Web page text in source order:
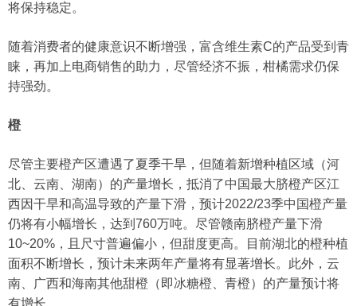
将保持稳定。
随着消费者的健康意识不断增强，富含维生素C的产品受到青
睐，再加上电商销售的助力，尽管经济不振，柑橘需求仍保
持强劲。
橙
尽管主要橙产区遭遇了夏季干旱，但随着新增种植区域（河
北、云南、湖南）的产量增长，抵消了中国最大脐橙产区江
西因干旱和高温导致的产量下滑，预计2022/23季中国橙产量
仍将有小幅增长，达到760万吨。尽管赣南脐橙产量下滑
10~20%，且尺寸普遍偏小，但甜度更高。目前湖北的橙种植
面积不断增长，预计未来两年产量将有显著增长。此外，云
南、广西和海南其他甜橙（即冰糖橙、青橙）的产量预计将